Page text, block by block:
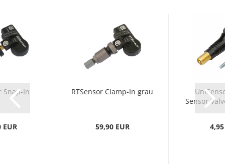
Snap-In
EUR
RTSensor Clamp-In grau
59,90 EUR
Sensor